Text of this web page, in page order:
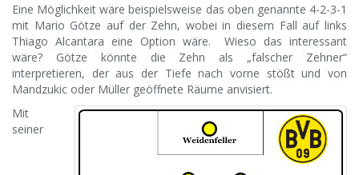
Eine Möglichkeit wäre beispielsweise das oben genannte 4-2-3-1
mit Mario Götze auf der Zehn, wobei in diesem Fall auf links
Thiago Alcantara eine Option wäre. Wieso das interessant
wäre? Götze könnte die Zehn als „falscher Zehner“
interpretieren, der aus der Tiefe nach vorne stößt und von
Mandzukic oder Müller geöffnete Räume anvisiert.
Mit
seiner